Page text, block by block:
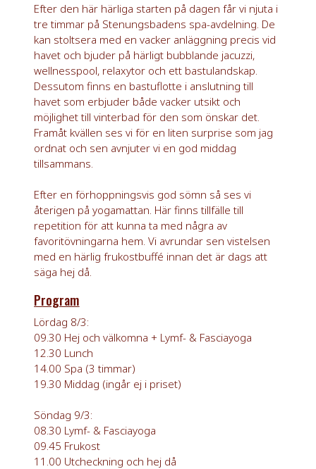
Efter den här härliga starten på dagen får vi njuta i
tre timmar på Stenungsbadens spa-avdelning. De
kan stoltsera med en vacker anläggning precis vid
havet och bjuder på härligt bubblande jacuzzi,
wellnesspool, relaxytor och ett bastulandskap.
Dessutom finns en bastuflotte i anslutning till
havet som erbjuder både vacker utsikt och
möjlighet till vinterbad för den som önskar det.
Framåt kvällen ses vi för en liten surprise som jag
ordnat och sen avnjuter vi en god middag
tillsammans.
Efter en förhoppningsvis god sömn så ses vi
återigen på yogamattan. Här finns tillfälle till
repetition för att kunna ta med några av
favoritövningarna hem. Vi avrundar sen vistelsen
med en härlig frukostbuffé innan det är dags att
säga hej då.
Program
Lördag 8/3:
09.30 Hej och välkomna + Lymf- & Fasciayoga
12.30 Lunch
14.00 Spa (3 timmar)
19.30 Middag (ingår ej i priset)
Söndag 9/3:
08.30 Lymf- & Fasciayoga
09.45 Frukost
11.00 Utcheckning och hej då